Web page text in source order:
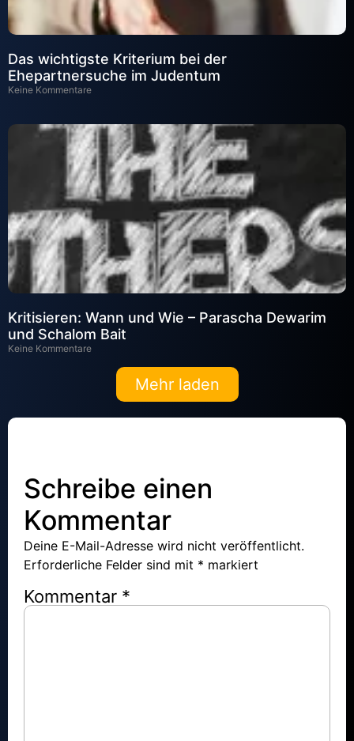
Das wichtigste Kriterium bei der
Ehepartnersuche im Judentum
Keine Kommentare
Kritisieren: Wann und Wie – Parascha Dewarim
und Schalom Bait
Keine Kommentare
Mehr laden
Schreibe einen
Kommentar
Deine E-Mail-Adresse wird nicht veröffentlicht.
Erforderliche Felder sind mit * markiert
Kommentar *